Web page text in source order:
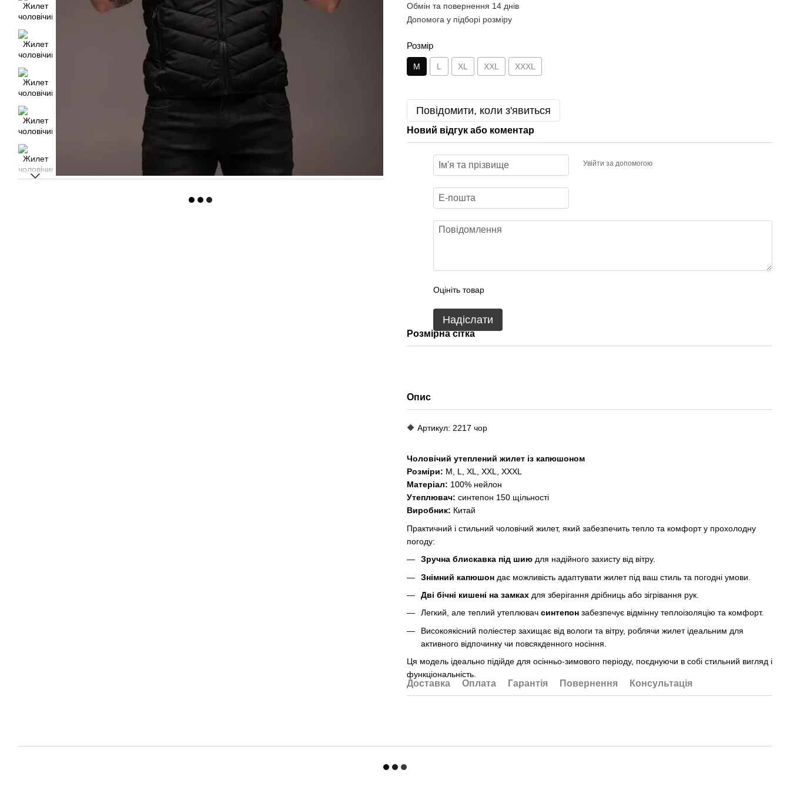
Обмін та повернення 14 днів
Допомога у підборі розміру
Розмір
M L XL XXL XXXL
Повідомити, коли з'явиться
Новий відгук або коментар
Увійти за допомогою
Оцініть товар
Надіслати
Розмірна сітка
Опис
🔶 Артикул: 2217 чор
Чоловічий утеплений жилет із капюшоном
Розміри: M, L, XL, XXL, XXXL
Матеріал: 100% нейлон
Утеплювач: синтепон 150 щільності
Виробник: Китай
Практичний і стильний чоловічий жилет, який забезпечить тепло та комфорт у прохолодну
погоду:
Зручна блискавка під шию для надійного захисту від вітру.
Знімний капюшон дає можливість адаптувати жилет під ваш стиль та погодні умови.
Дві бічні кишені на замках для зберігання дрібниць або зігрівання рук.
Легкий, але теплий утеплювач синтепон забезпечує відмінну теплоізоляцію та комфорт.
Високоякісний поліестер захищає від вологи та вітру, роблячи жилет ідеальним для
активного відпочинку чи повсякденного носіння.
Ця модель ідеально підійде для осінньо-зимового періоду, поєднуючи в собі стильний вигляд і
функціональність.
Доставка Оплата Гарантія Повернення Консультація